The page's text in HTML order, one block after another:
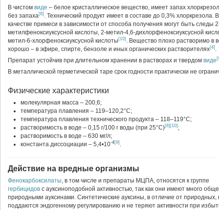
Классы опасности
Получение
В чистом виде – белое кристаллическое вещество, имеет запах
без запаха[8] . Технический продукт имеет в составе до 0,3% хлоркрезола. В
качестве примеси в зависимости от способа получения могут быть следы
метилфеноксиуксусной кислоты, 2-метил-4,6-дихлорфеноксиуксусной
метил-6-хлорфеноксиуксусной кислоты [10] . Вещество плохо растворимо в
хорошо – в эфире, спирте, бензоле и иных органических растворителях[4] .
Препарат устойчив при длительном хранении в растворах и твердом виде
В металлической герметической таре срок годности практически не
Физические характеристики
молекулярная масса – 200,6;
температура плавления – 119–120,2°C;
температура плавления технического продукта – 118–119°C;
растворимость в воде – 0,15 г/100 г воды (при 25°C)[8] [10] ;
растворимость в воде – 630 мг/л;
константа диссоциации – 5,4•10-4[9] .
Действие на вредные организмы
Фенокарбоксилаты, в том числе и препараты МЦПА, относятся к группе
гербицидов с ауксиноподобной активностью, так как они имеют много
природными ауксинами. Синтетические ауксины, в отличие от природных,
поддаются эндогенному регулированию и не теряют активности при